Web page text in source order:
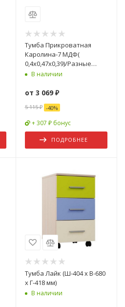
Тумба Прикроватная
Каролина-7 МДФ(
0,4х0,47х0,39)/Разные
Цвета
В наличии
от 3 069 ₽
5 115 ₽ -40%
+ 307 ₽ бонус
ПОДРОБНЕЕ
Тумба Лайк (Ш-404 х В-680
х Г-418 мм)
В наличии